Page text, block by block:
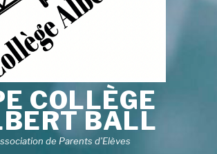
COLLÈGE
BALL
de Parents d'Elèves